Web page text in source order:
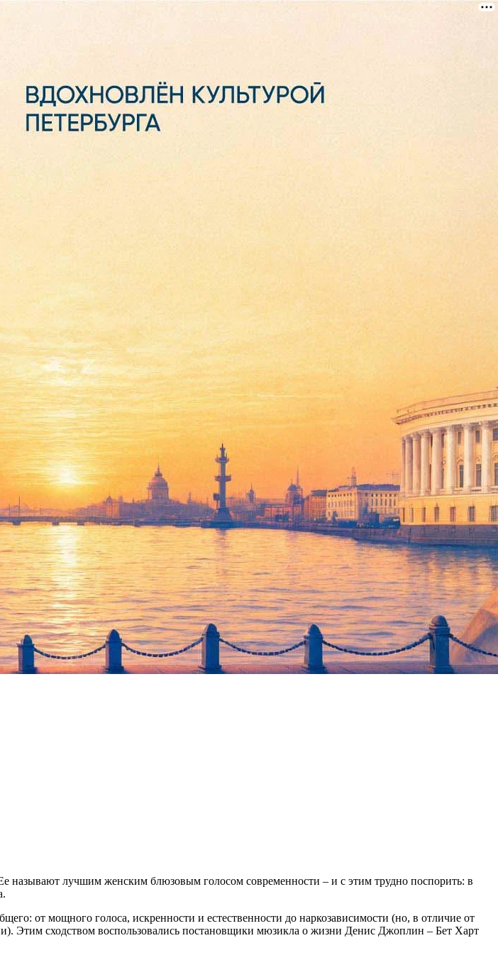
называют лучшим женским блюзовым голосом современности – и с этим трудно поспорить: в
от мощного голоса, искренности и естественности до наркозависимости (но, в отличие от
Этим сходством воспользовались постановщики мюзикла о жизни Денис Джоплин – Бет Харт